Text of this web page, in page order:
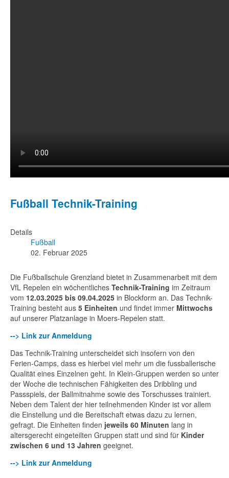
Fußball Technik-Training
Details
Fußball
02. Februar 2025
Die Fußballschule Grenzland bietet in Zusammenarbeit mit dem
VfL Repelen ein wöchentliches Technik-Training im Zeitraum
vom 12.03.2025 bis 09.04.2025 in Blockform an. Das Technik-
Training besteht aus 5 Einheiten und findet immer Mittwochs
auf unserer Platzanlage in Moers-Repelen statt.
--> Link zur Anmeldung
Das Technik-Training unterscheidet sich insofern von den
Ferien-Camps, dass es hierbei viel mehr um die fussballerische
Qualität eines Einzelnen geht. In Klein-Gruppen werden so unter
der Woche die technischen Fähigkeiten des Dribbling und
Passspiels, der Ballmitnahme sowie des Torschusses trainiert.
Neben dem Talent der hier teilnehmenden Kinder ist vor allem
die Einstellung und die Bereitschaft etwas dazu zu lernen,
gefragt. Die Einheiten finden jeweils 60 Minuten lang in
altersgerecht eingeteilten Gruppen statt und sind für Kinder
zwischen 6 und 13 Jahren geeignet.
--> Link zur Anmeldung